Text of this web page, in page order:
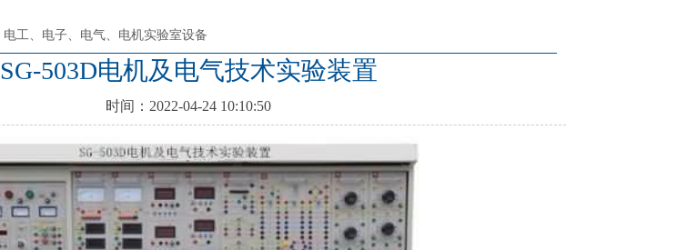
电工、电子、电气、电机实验室设备
SG-503D电机及电气技术实验装置
时间：2022-04-24 10:10:50